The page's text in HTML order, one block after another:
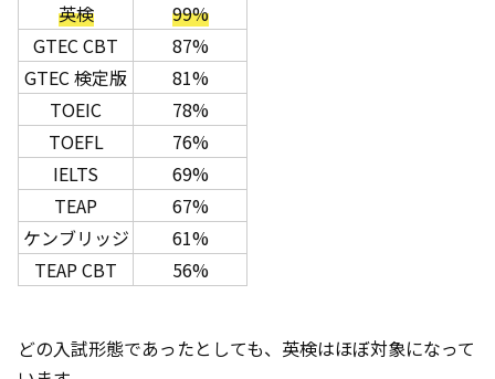
英検
99%
GTEC CBT
87%
GTEC 検定版
81%
TOEIC
78%
TOEFL
76%
IELTS
69%
TEAP
67%
ケンブリッジ
61%
TEAP CBT
56%
どの入試形態であったとしても、英検はほぼ対象になって